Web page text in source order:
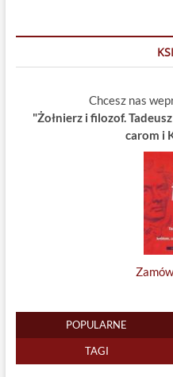
Chcesz nas
"Żołnierz i filozof.
carom i
POPULARNE
TAGI